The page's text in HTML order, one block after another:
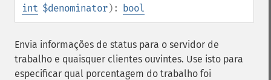
int $denominator): bool
Envia informações de status para o servidor de
trabalho e quaisquer clientes ouvintes. Use isto para
especificar qual porcentagem do trabalho foi